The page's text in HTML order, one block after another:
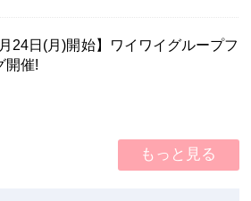
24日(月)開始】ワイワイグループフ
開催!
もっと見る